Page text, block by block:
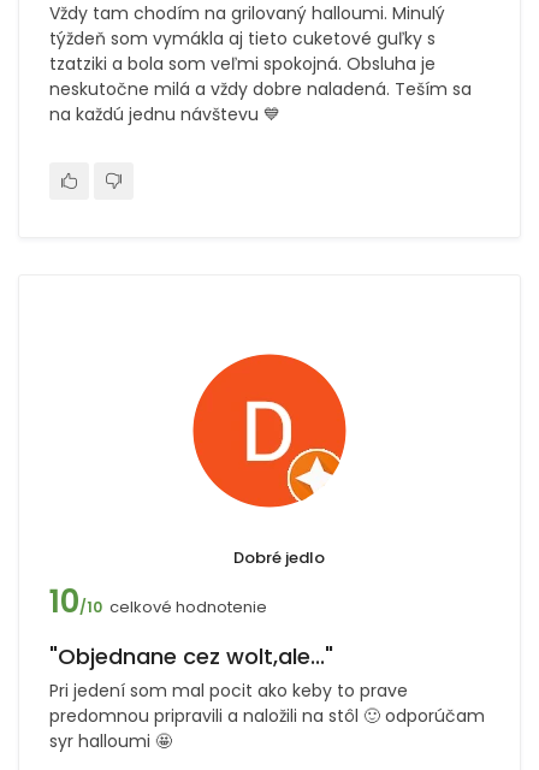
Vždy tam chodím na grilovaný halloumi. Minulý
týždeň som vymákla aj tieto cuketové guľky s
tzatziki a bola som veľmi spokojná. Obsluha je
neskutočne milá a vždy dobre naladená. Teším sa
na každú jednu návštevu 💙
Dobré jedlo
10/10 celkové hodnotenie
"Objednane cez wolt,ale..."
Pri jedení som mal pocit ako keby to prave
predomnou pripravili a naložili na stôl 🙂 odporúčam
syr halloumi 🤩